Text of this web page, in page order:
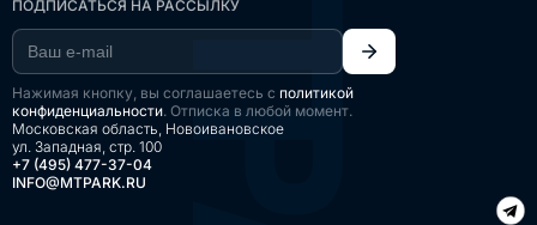
ПОДПИСАТЬСЯ НА РАССЫЛКУ
Нажимая кнопку, вы соглашаетесь с политикой
конфиденциальности. Отписка в любой момент.
Московская область, Новоивановское
ул. Западная, стр. 100
+7 (495) 477-37-04
INFO@MTPARK.RU